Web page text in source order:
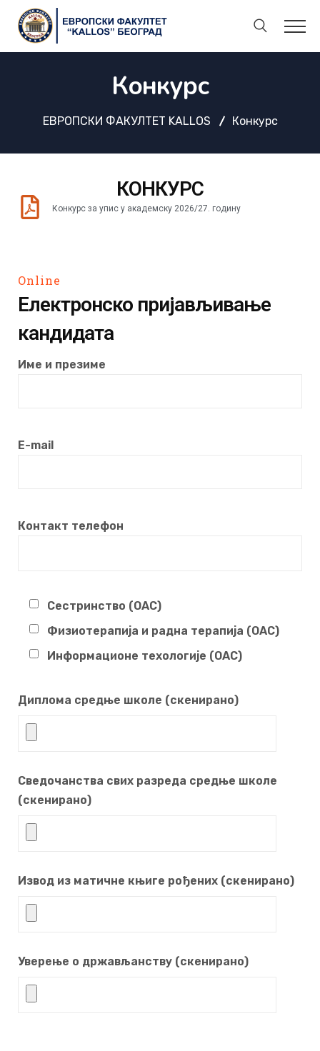
Конкурс
ЕВРОПСКИ ФАКУЛТЕТ KALLOS Конкурс
КОНКУРС
Конкурс за упис у академску 2026/27. годину
Online
Електронско пријављивање
кандидата
Име и презиме
Е-mail
Контакт телефон
Сестринство (ОАС)
Физиотерапија и радна терапија (ОАС)
Информационе техологије (ОАС)
Диплома средње школе (скенирано)
Сведочанства свих разреда средње школе
(скенирано)
Извод из матичне књиге рођених (скенирано)
Уверење о држављанству (скенирано)